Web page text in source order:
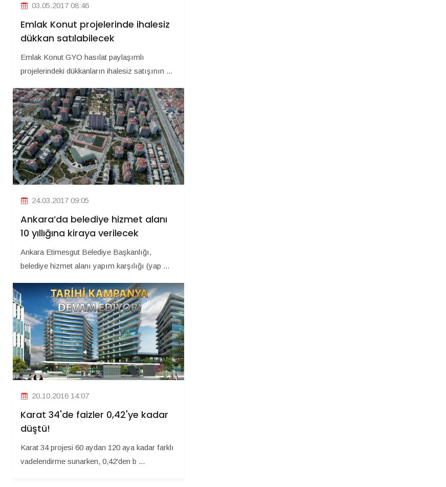
03.05.2017 08:46
Emlak Konut projelerinde ihalesiz
dükkan satılabilecek
Emlak Konut GYO hasılat paylaşımlı
projelerindeki dükkanların ihalesiz satışının ...
24.03.2017 09:05
Ankara’da belediye hizmet alanı
10 yıllığına kiraya verilecek
Ankara Etimesgut Belediye Başkanlığı,
belediye hizmet alanı yapım karşılığı (yap ...
20.10.2016 14:07
Karat 34'de faizler 0,42'ye kadar
düştü!
Karat 34 projesi 60 aydan 120 aya kadar farklı
vadelendirme sunarken, 0,42'den b ...